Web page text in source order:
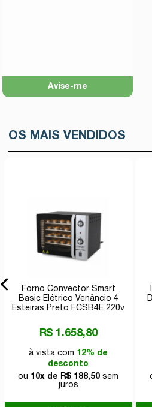
Avise-me
OS MAIS VENDIDOS
Forno Convector Smart
Basic Elétrico Venâncio 4
Esteiras Preto FCSB4E 220v
R$ 1.658,80
à vista com 12% de
desconto
ou 10x de R$ 188,50 sem
juros